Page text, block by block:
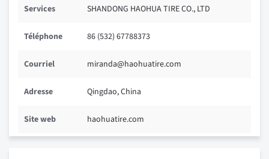
Services SHANDONG HAOHUA TIRE CO., LTD
Téléphone 86 (532) 67788373
Courriel miranda@haohuatire.com
Adresse Qingdao, China
Site web haohuatire.com